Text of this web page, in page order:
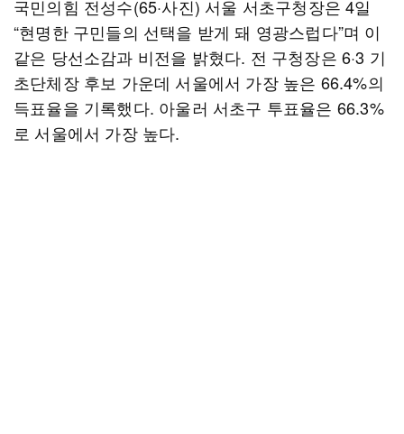
국민의힘 전성수(65·사진) 서울 서초구청장은 4일
“현명한 구민들의 선택을 받게 돼 영광스럽다”며 이
같은 당선소감과 비전을 밝혔다. 전 구청장은 6·3 기
초단체장 후보 가운데 서울에서 가장 높은 66.4%의
득표율을 기록했다. 아울러 서초구 투표율은 66.3%
로 서울에서 가장 높다.